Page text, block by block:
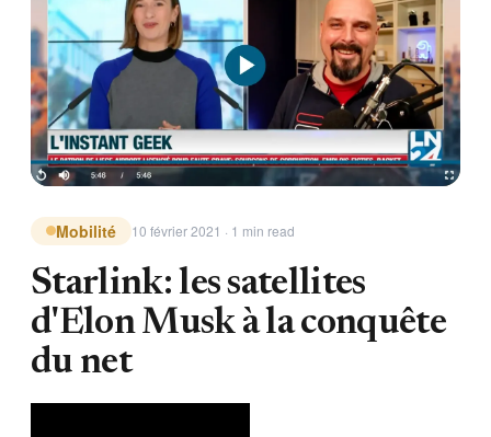
Mobilité 10 février 2021 · 1 min read
Starlink: les satellites
d'Elon Musk à la conquête
du net